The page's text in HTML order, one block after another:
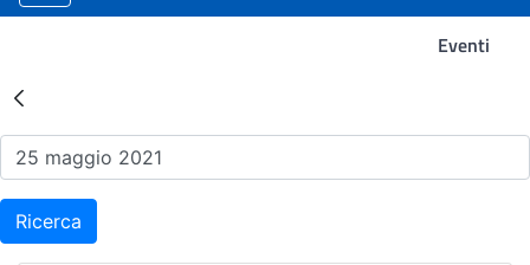
Eventi
Risultati della Ricerca -
Ricerca